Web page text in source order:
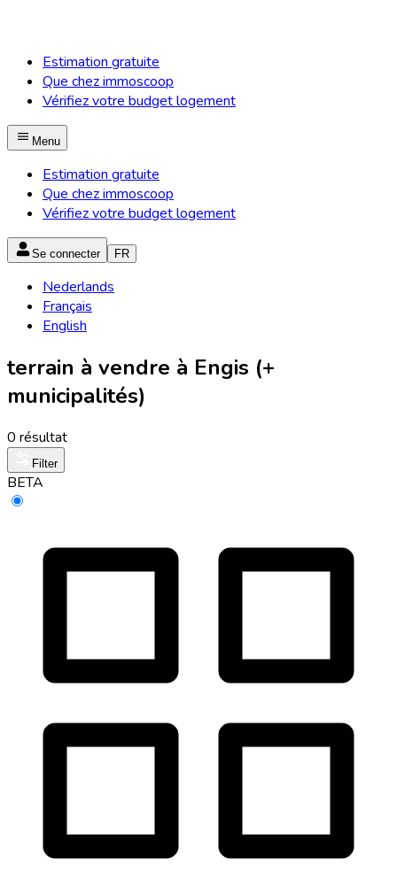
Estimation gratuite
Que chez immoscoop
Vérifiez votre budget logement
Menu
Estimation gratuite
Que chez immoscoop
Vérifiez votre budget logement
Se connecter FR
Nederlands
Français
English
terrain à vendre à Engis (+
municipalités)
0 résultat
Filter
BETA